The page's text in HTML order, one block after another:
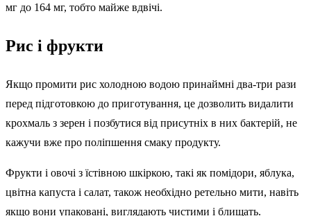
мг до 164 мг, тобто майже вдвічі.
Рис і фрукти
Якщо промити рис холодною водою принаймні два-три рази
перед підготовкою до приготування, це дозволить видалити
крохмаль з зерен і позбутися від присутніх в них бактерій, не
кажучи вже про поліпшення смаку продукту.
Фрукти і овочі з їстівною шкіркою, такі як помідори, яблука,
цвітна капуста і салат, також необхідно ретельно мити, навіть
якщо вони упаковані, виглядають чистими і блищать.